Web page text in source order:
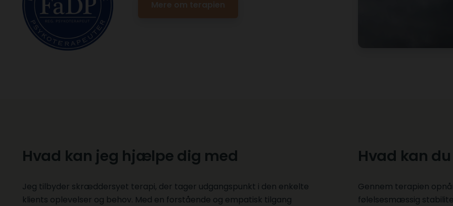
Hvad kan jeg hjælpe dig med
Jeg tilbyder skræddersyet terapi, der tager udgangspunkt i den enkelte
klients oplevelser og behov. Med en forstående og empatisk tilgang
Hvad kan
Gennem terapien
følelsesmæssig